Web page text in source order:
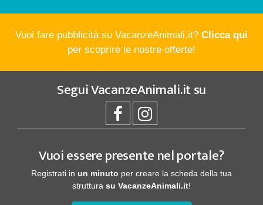
Vuoi fare pubblicità su VacanzeAnimali.it? Clicca qui
per scoprire le nostre offerte!
SeguiVacanzeAnimali.itsu
Vuoi essere presente nel portale?
Registrati in un minuto per creare la scheda della tua
struttura su VacanzeAnimali.it!